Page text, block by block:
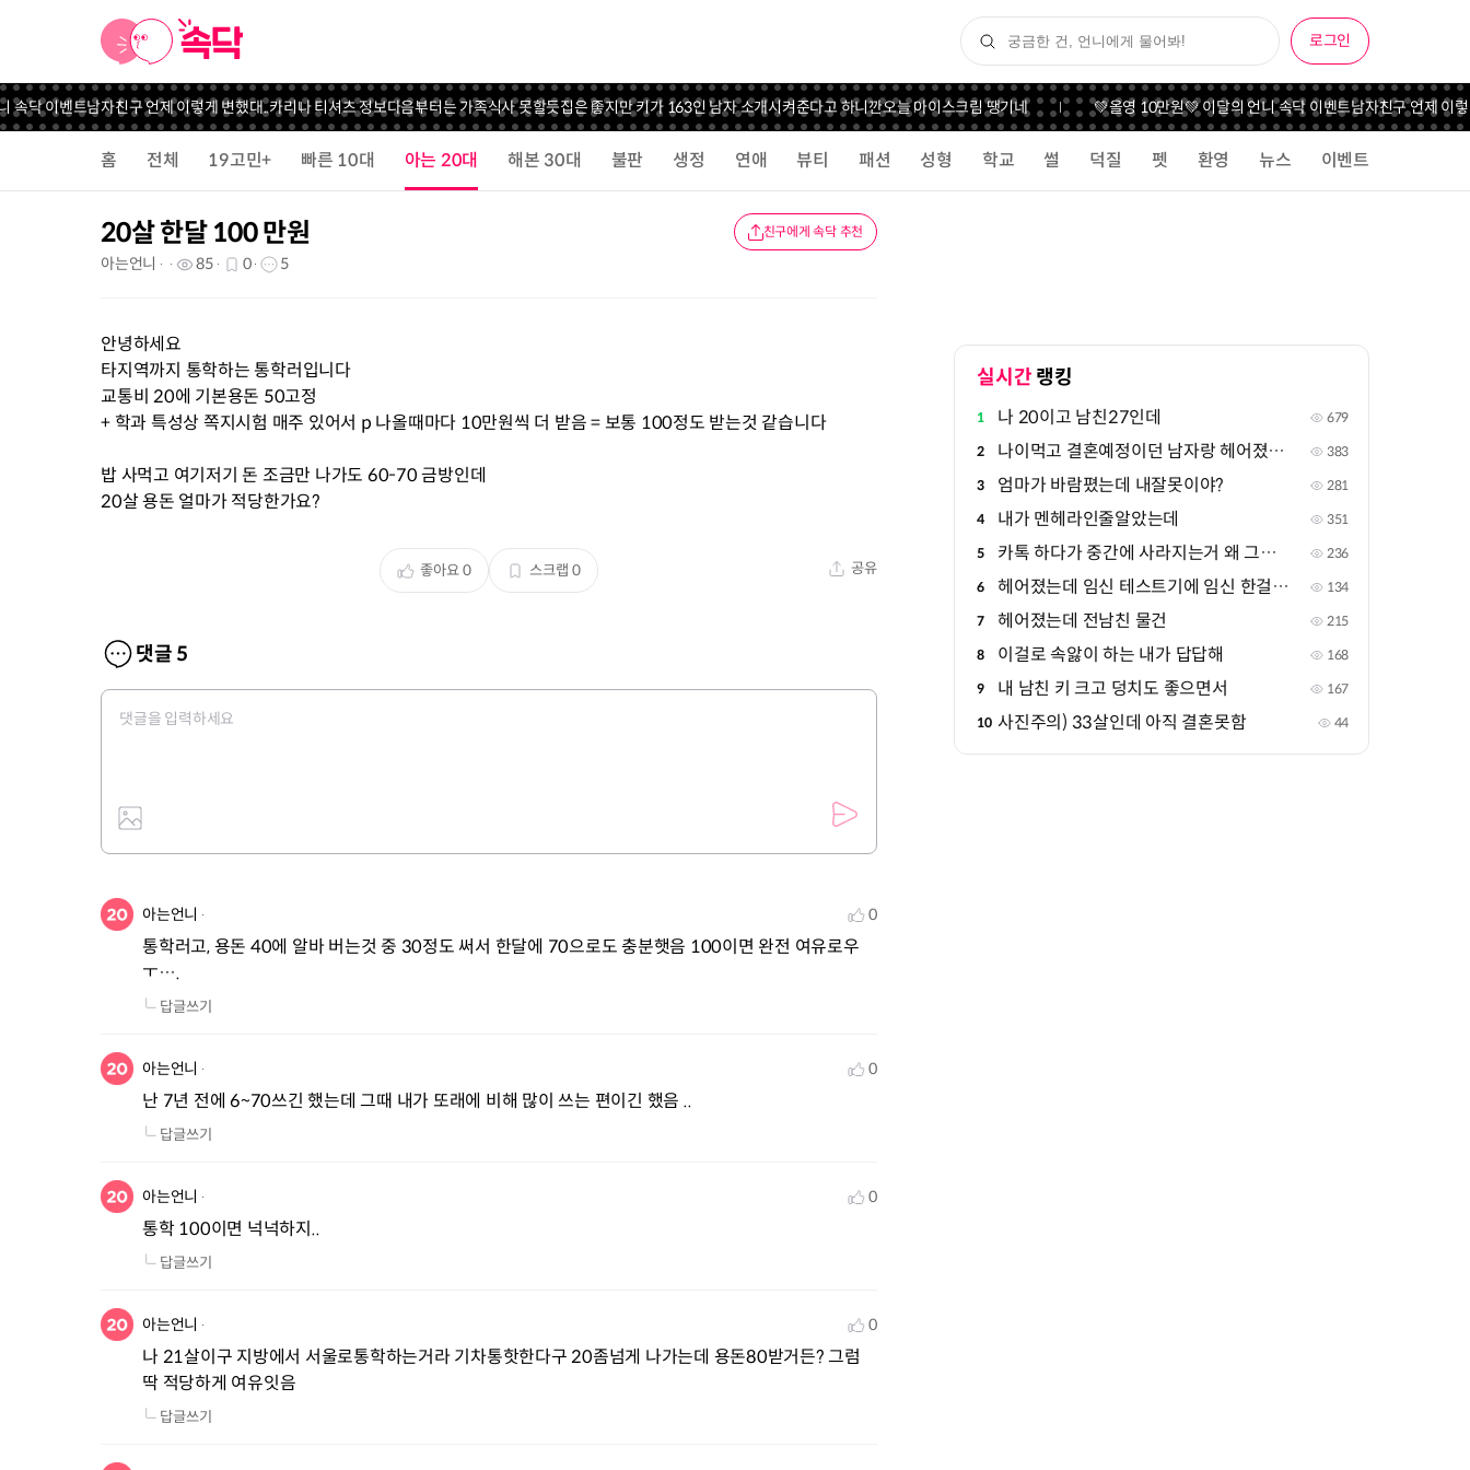
로그인
닥 이벤트남자친구 언제 이렇게 변했대..카리나 티셔츠 정보다음부터는 가족식사 못할듯집은 좋지만 키가 163인 남자 소개시켜준다고 하니깐오늘 아이스크림 땡기네 💚올영 10만원💚 이달의 언니 속닥 이벤트남자친구 언제 이렇
홈 전체 19고민+ 빠른 10대 아는 20대 해본 30대 불판 생정 연애 뷰티 패션 성형 학교 썰 덕질 펫 환영 뉴스 이벤트
20살 한달 100 만원 친구에게 속닥 추천
아는언니 85 0 5
안녕하세요
타지역까지 통학하는 통학러입니다
교통비 20에 기본용돈 50고정
+ 학과 특성상 쪽지시험 매주 있어서 p 나올때마다 10만원씩 더 받음 = 보통 100정도 받는것 같습니다
밥 사먹고 여기저기 돈 조금만 나가도 60-70 금방인데
20살 용돈 얼마가 적당한가요?
좋아요0 스크랩 0 공유
댓글 5
아는언니 0
통학러고, 용돈 40에 알바 버는것 중 30정도 써서 한달에 70으로도 충분햇음 100이면 완전 여유로우
ㅜ….
답글쓰기
아는언니 0
난 7년 전에 6~70쓰긴 했는데 그때 내가 또래에 비해 많이 쓰는 편이긴 했음 ..
답글쓰기
아는언니 0
통학 100이면 넉넉하지..
답글쓰기
아는언니 0
나 21살이구 지방에서 서울로통학하는거라 기차통핫한다구 20좀넘게 나가는데 용돈80받거든? 그럼
딱 적당하게 여유잇음
답글쓰기
실시간 랭킹
1 나 20이고 남친27인데 679
2 나이먹고 결혼예정이던 남자랑 헤어졌는데..오바인가 383
3 엄마가 바람폈는데 내잘못이야? 281
4 내가 멘헤라인줄알았는데 351
5 카톡 하다가 중간에 사라지는거 왜 그러는거야? 236
6 헤어졌는데 임신 테스트기에 임신 한걸로 떴어 134
7 헤어졌는데 전남친 물건 215
8 이걸로 속앓이 하는 내가 답답해 168
9 내 남친 키 크고 덩치도 좋으면서 167
10 사진주의) 33살인데 아직 결혼못함 44